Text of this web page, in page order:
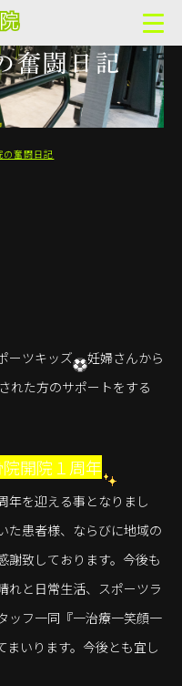
奮闘日記
の奮闘日記
ーツキッズ
妊婦さんから
れた方のサポートをする
開院１周年
年を迎える事となりまし
た患者様、ならびに地域の
謝致しております。今後も
れと日常生活、スポーツラ
ッフ一同『一治療一笑顔一
いります。今後とも宜し